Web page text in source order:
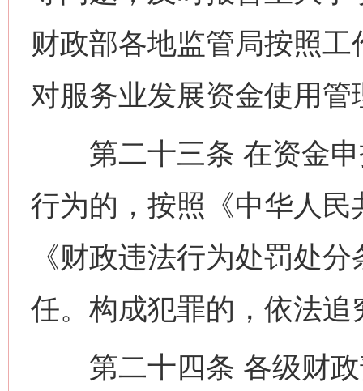
财政部各地监管局按照
对服务业发展资金使用
第二十三条 在资金申
行为的，按照《中华人
《财政违法行为处罚处
任。构成犯罪的，依法
第二十四条 各级财政